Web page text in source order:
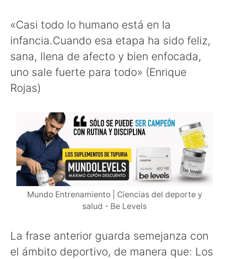
«Casi todo lo humano está en la
infancia.Cuando esa etapa ha sido feliz,
sana, llena de afecto y bien enfocada,
uno sale fuerte para todo» (Enrique
Rojas)
Mundo Entrenamiento | Ciencias del deporte y
salud - Be Levels
La frase anterior guarda semejanza con
el ámbito deportivo, de manera que: Los